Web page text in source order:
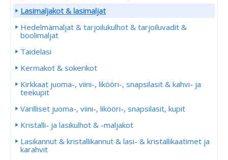
Lasimaljakot & lasimaljat
Hedelmämaljat & tarjoilukulhot & tarjoiluvadit &
boolimaljat
Taidelasi
Kermakot & sokerikot
Kirkkaat juoma-, viini-, likööri-, snapsilasit & kahvi- ja
teekupit
Värilliset juoma-, viini-, likööri-, snapsilasit, kupit
Kristalli- ja lasikulhot & -maljakot
Lasikannut & kristallikannut & lasi- & kristallikaatimet ja
karahvit